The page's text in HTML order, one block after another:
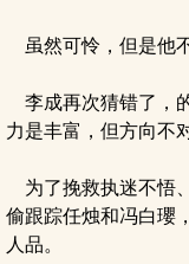
虽然可怜，但是他
李成再次猜错了，
力是丰富，但方向不
为了挽救执迷不悟
偷跟踪任烛和冯白瓔
人品。